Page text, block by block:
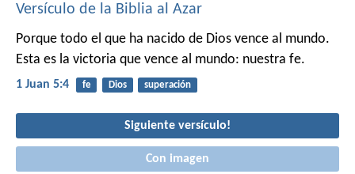
Versículo de la Biblia al Azar
Porque todo el que ha nacido de Dios vence al mundo.
Esta es la victoria que vence al mundo: nuestra fe.
1 Juan 5:4 fe Dios superación
Siguiente versículo!
Con imagen